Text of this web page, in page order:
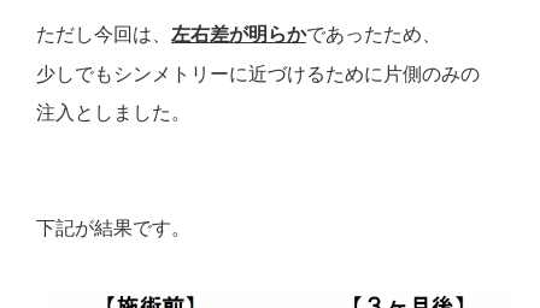
ただし今回は、 左右差が明らかであったため、
少しでもシンメトリーに近づけるために片側のみの
注入としました。
下記が結果です。